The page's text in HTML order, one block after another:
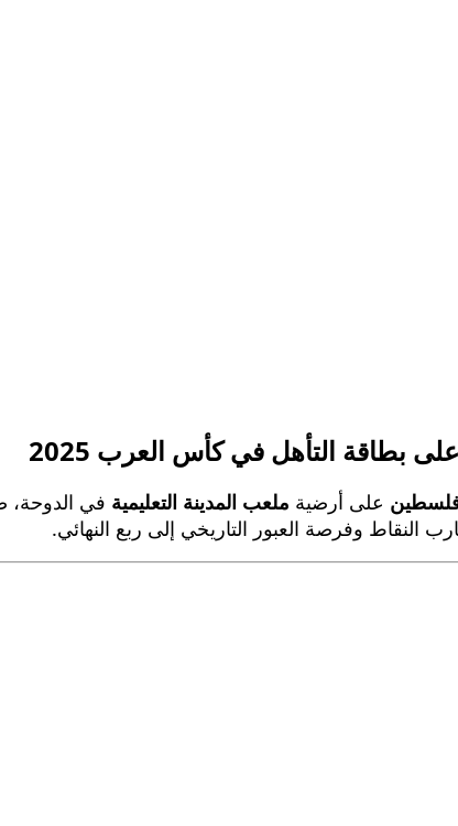
التأهل في كأس العرب 2025
على أرضية ملعب المدينة التعليمية في الدوحة،
النقاط وفرصة العبور التاريخي إلى ربع النهائي.